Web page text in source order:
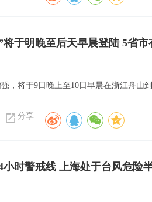
于明晚至后天早晨登陆 5省市
，将于9日晚上至10日早晨在浙江舟山
分享
小时警戒线 上海处于台风危险